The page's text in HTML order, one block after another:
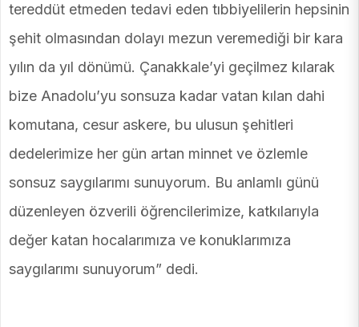
tereddüt etmeden tedavi eden tıbbiyelilerin hepsinin
şehit olmasından dolayı mezun veremediği bir kara
yılın da yıl dönümü. Çanakkale’yi geçilmez kılarak
bize Anadolu’yu sonsuza kadar vatan kılan dahi
komutana, cesur askere, bu ulusun şehitleri
dedelerimize her gün artan minnet ve özlemle
sonsuz saygılarımı sunuyorum. Bu anlamlı günü
düzenleyen özverili öğrencilerimize, katkılarıyla
değer katan hocalarımıza ve konuklarımıza
saygılarımı sunuyorum” dedi.